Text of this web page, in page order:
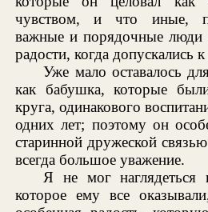
чувством, и что иные,
важные и порядочные люди
радости, когда допускались
Уже мало оставалось
как бабушка, которые
круга, одинакового
одних лет; поэтому он
старинной дружеской
всегда большое уважение.
Я не мог наглядеться
которое ему все